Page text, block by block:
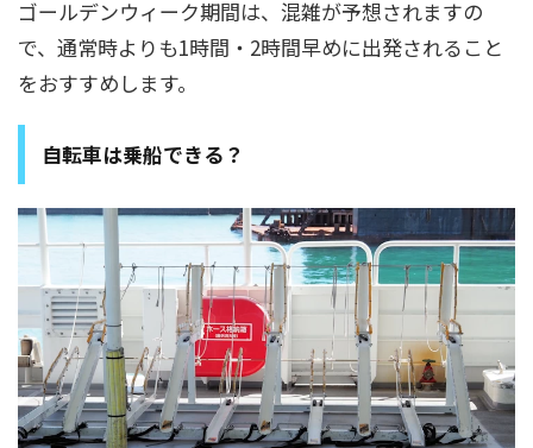
ゴールデンウィーク期間は、混雑が予想されますの
で、通常時よりも1時間・2時間早めに出発されること
をおすすめします。
自転車は乗船できる？